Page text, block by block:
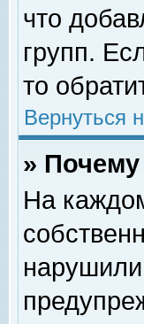
что
групп.
то
Вернуться
»
На